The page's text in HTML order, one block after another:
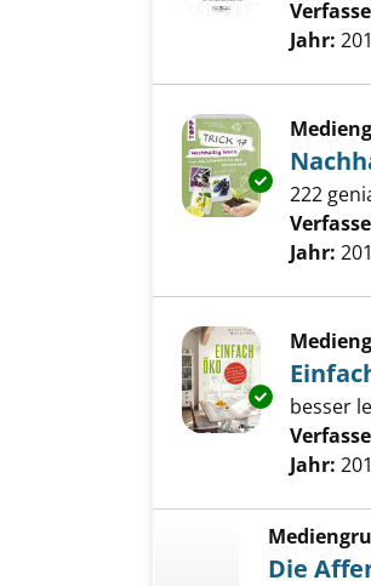
Jahr:
Exemplar-
222
Jahr:
Exemplar-
besser
Jahr:
Die